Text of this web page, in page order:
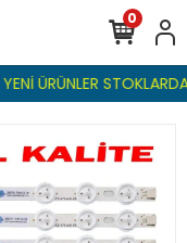
YENİ ÜRÜNLER
0